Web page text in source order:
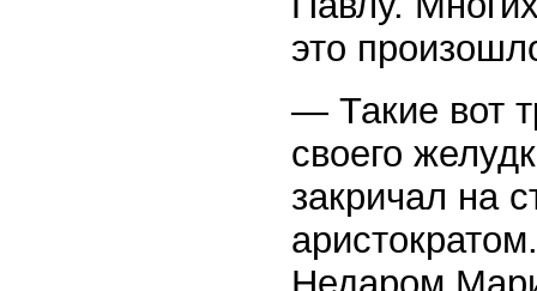
это
— Такие вот
своего
закричал на